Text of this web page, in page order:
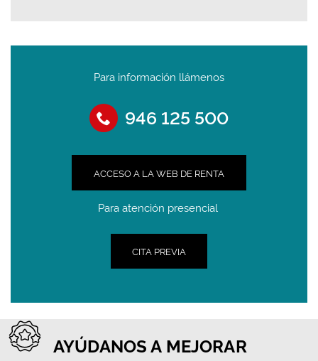
Para información llámenos
946 125 500
ACCESO A LA WEB DE RENTA
Para atención presencial
CITA PREVIA
AYÚDANOS A MEJORAR